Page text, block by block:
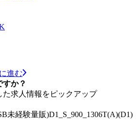
進む
すか？
求人情報をピックアップ
未経験量販)D1_S_900_1306T(A)(D1)